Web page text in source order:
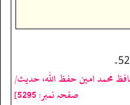
محمد امین حفظ اللہ، حدیث/
صفحہ نمبر: 5295]